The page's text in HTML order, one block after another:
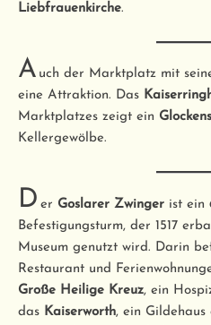
Liebfrauenkirche.
A uch der Marktplatz mit
eine Attraktion. Das
Marktplatzes zeigt ein
Kellergewölbe.
D er Goslarer Zwingerist ein
Befestigungsturm, der 1517
Museum genutzt wird. Darin
Restaurant und
Große Heilige Kreuz, ein
das Kaiserworth, ein Gildehaus